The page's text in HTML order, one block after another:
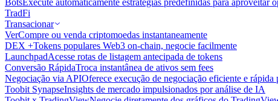
BotsExecute automaticamente estratégias predefinidas para aproveitar
TradFi
Transacionar
VerCompre ou venda criptomoedas instantaneamente
DEX +Tokens populares Web3 on-chain, negocie facilmente
LaunchpadAcesse rotas de listagem antecipada de tokens
Conversão RápidaTroca instantânea de ativos sem fees
Negociação via APIOferece execução de negociação eficiente e
Toobit SynapseInsights de mercado impulsionados por análise de IA